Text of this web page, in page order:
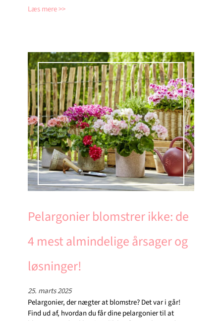
Læs mere
Pelargonier blomstrer ikke: de
4 mest almindelige årsager og
løsninger!
25. marts 2025
Pelargonier, der nægter at blomstre? Det var i går!
Find ud af, hvordan du får dine pelargonier til at